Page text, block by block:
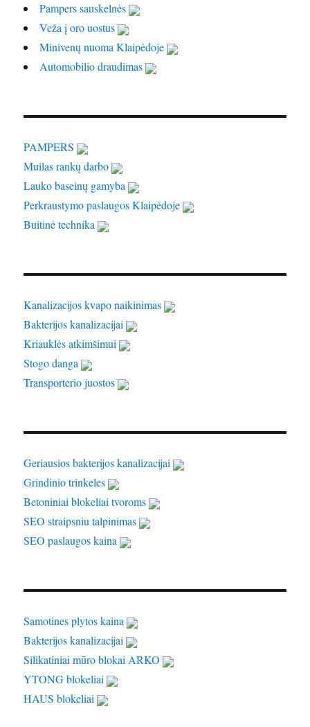
Pampers sauskelnės
Veža į oro uostus
Minivenų nuoma Klaipėdoje
Automobilio draudimas
PAMPERS
Muilas rankų darbo
Lauko baseinų gamyba
Perkraustymo paslaugos Klaipėdoje
Buitinė technika
Kanalizacijos kvapo naikinimas
Bakterijos kanalizacijai
Kriauklės atkimšimui
Stogo danga
Transporterio juostos
Geriausios bakterijos kanalizacijai
Grindinio trinkeles
Betoniniai blokeliai tvoroms
SEO straipsniu talpinimas
SEO paslaugos kaina
Samotines plytos kaina
Bakterijos kanalizacijai
Silikatiniai mūro blokai ARKO
YTONG blokeliai
HAUS blokeliai